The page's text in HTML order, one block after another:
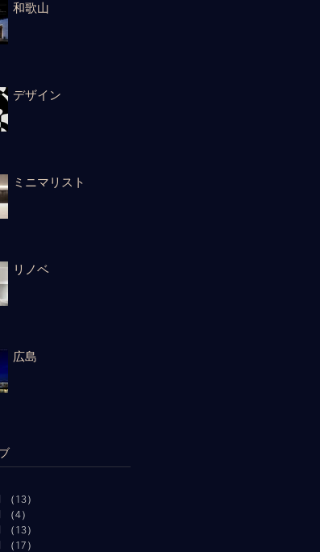
和歌山
デザイン
ミニマリスト
リノベ
広島
（13）
（4）
（13）
（17）